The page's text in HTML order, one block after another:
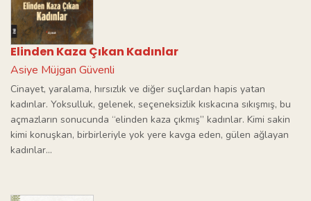
Elinden Kaza Çıkan Kadınlar
Asiye Müjgan Güvenli
Cinayet, yaralama, hırsızlık ve diğer suçlardan hapis yatan
kadınlar. Yoksulluk, gelenek, seçeneksizlik kıskacına sıkışmış, bu
açmazların sonucunda “elinden kaza çıkmış” kadınlar. Kimi sakin
kimi konuşkan, birbirleriyle yok yere kavga eden, gülen ağlayan
kadınlar...